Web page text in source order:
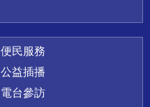
便民服務
公益插播
電台參訪